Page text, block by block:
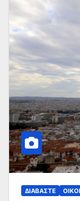
ΔΙΑΒΆΣΤΕ